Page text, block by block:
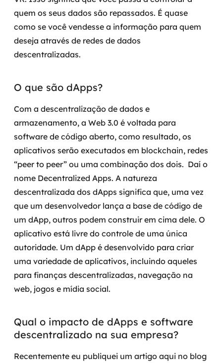
quem os seus dados são repassados. É quase
como se você vendesse a informação para quem
deseja através de redes de dados
descentralizadas.
O que são dApps?
Com a descentralização de dados e
armazenamento, a Web 3.0 é voltada para
software de código aberto, como resultado, os
aplicativos serão executados em blockchain, redes
“peer to peer” ou uma combinação dos dois. Daí o
nome Decentralized Apps. A natureza
descentralizada dos dApps significa que, uma vez
que um desenvolvedor lança a base de código de
um dApp, outros podem construir em cima dele. O
aplicativo está livre do controle de uma única
autoridade. Um dApp é desenvolvido para criar
uma variedade de aplicativos, incluindo aqueles
para finanças descentralizadas, navegação na
web, jogos e mídia social.
Qual o impacto de dApps e software
descentralizado na sua empresa?
Recentemente eu publiquei um artigo aqui no blog